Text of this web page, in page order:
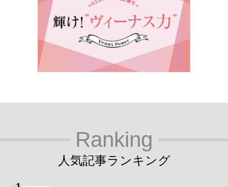
Ranking
人気記事ランキング